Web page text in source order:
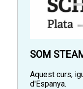
SOM
Aquest curs,
d'Espanya.